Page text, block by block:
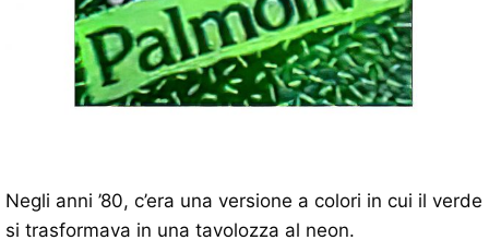
Negli anni ’80, c’era una versione a colori in cui il verde
si trasformava in una tavolozza al neon.